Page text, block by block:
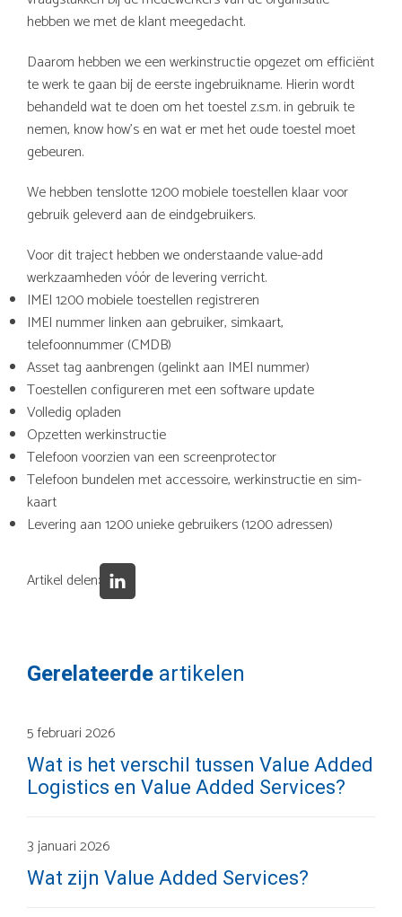
hebben we met de klant meegedacht.
Daarom hebben we een werkinstructie opgezet om efficiënt
te werk te gaan bij de eerste ingebruikname. Hierin wordt
behandeld wat te doen om het toestel z.s.m. in gebruik te
nemen, know how’s en wat er met het oude toestel moet
gebeuren.
We hebben tenslotte 1200 mobiele toestellen klaar voor
gebruik geleverd aan de eindgebruikers.
Voor dit traject hebben we onderstaande value-add
werkzaamheden vóór de levering verricht.
IMEI 1200 mobiele toestellen registreren
IMEI nummer linken aan gebruiker, simkaart,
telefoonnummer (CMDB)
Asset tag aanbrengen (gelinkt aan IMEI nummer)
Toestellen configureren met een software update
Volledig opladen
Opzetten werkinstructie
Telefoon voorzien van een screenprotector
Telefoon bundelen met accessoire, werkinstructie en sim-
kaart
Levering aan 1200 unieke gebruikers (1200 adressen)
Artikel delen:
Gerelateerde artikelen
5 februari 2026
Wat is het verschil tussen Value Added
Logistics en Value Added Services?
3 januari 2026
Wat zijn Value Added Services?